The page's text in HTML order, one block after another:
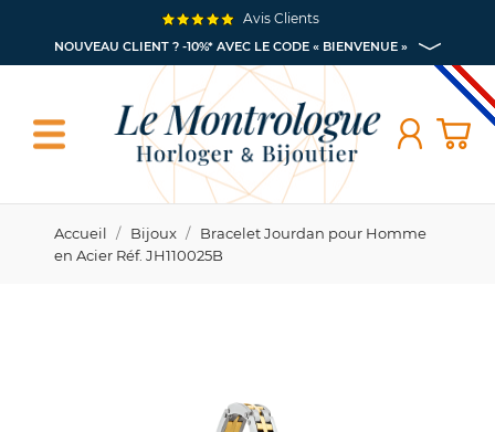
NOUVEAU CLIENT ? -10%* AVEC LE CODE « BIENVENUE »
Avis Clients
Accueil Bijoux
Bracelet Jourdan pour Homme
en Acier Réf. JH110025B